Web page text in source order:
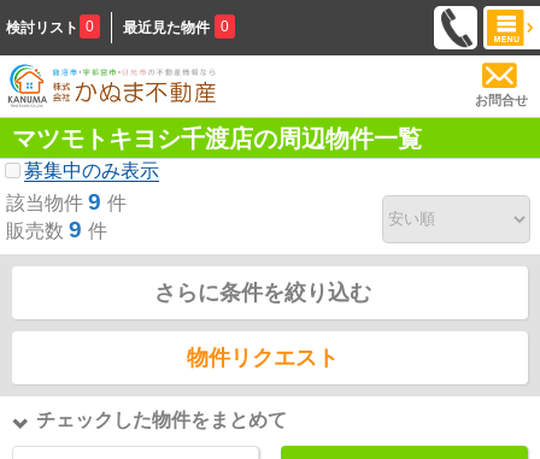
検討リスト 0 最近見た物件 0
お問合せ
マツモトキヨシ千渡店の周辺物件一覧
募集中のみ表示
該当物件 9 件
販売数 9 件
さらに条件を絞り込む
物件リクエスト
チェックした物件をまとめて